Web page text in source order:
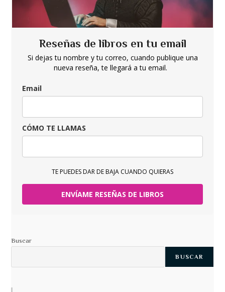
Reseñas de libros en tu email
Si dejas tu nombre y tu correo, cuando publique una
nueva reseña, te llegará a tu email.
Email
CÓMO TE LLAMAS
TE PUEDES DAR DE BAJA CUANDO QUIERAS
ENVÍAME RESEÑAS DE LIBROS
Buscar
BUSCAR